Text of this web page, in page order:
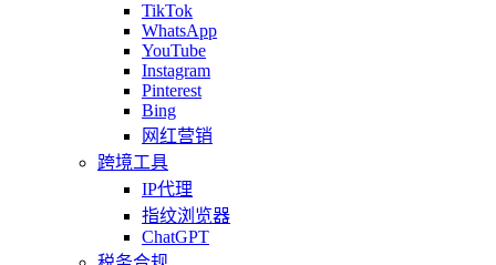
TikTok
WhatsApp
YouTube
Instagram
Pinterest
Bing
网红营销
跨境工具
IP代理
指纹浏览器
ChatGPT